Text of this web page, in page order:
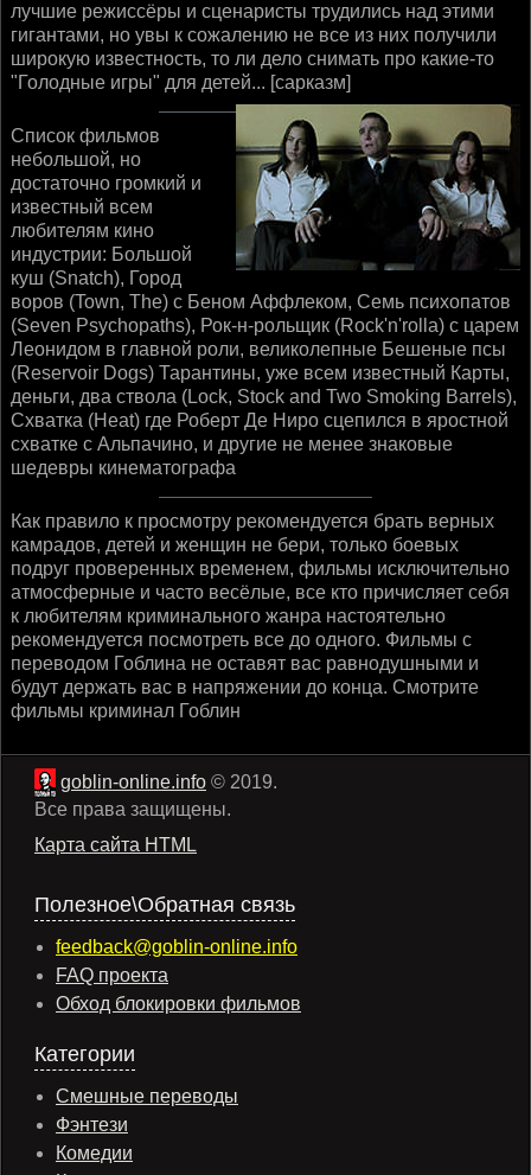
лучшие режиссёры и сценаристы трудились над этими
гигантами, но увы к сожалению не все из них получили
широкую известность, то ли дело снимать про какие-то
"Голодные игры" для детей... [сарказм]
Список фильмов
небольшой, но
достаточно громкий и
известный всем
любителям кино
индустрии: Большой
куш (Snatch), Город
воров (Town, The) с Беном Аффлеком, Семь психопатов
(Seven Psychopaths), Рок-н-рольщик (Rock'n'rolla) с царем
Леонидом в главной роли, великолепные Бешеные псы
(Reservoir Dogs) Тарантины, уже всем известный Карты,
деньги, два ствола (Lock, Stock and Two Smoking Barrels),
Схватка (Heat) где Роберт Де Ниро сцепился в яростной
схватке с Альпачино, и другие не менее знаковые
шедевры кинематографа
Как правило к просмотру рекомендуется брать верных
камрадов, детей и женщин не бери, только боевых
подруг проверенных временем, фильмы исключительно
атмосферные и часто весёлые, все кто причисляет себя
к любителям криминального жанра настоятельно
рекомендуется посмотреть все до одного. Фильмы с
переводом Гоблина не оставят вас равнодушными и
будут держать вас в напряжении до конца. Смотрите
фильмы криминал Гоблин
goblin-online.info © 2019.
Все права защищены.
Карта сайта HTML
Полезное\Обратная связь
feedback@goblin-online.info
FAQ проекта
Обход блокировки фильмов
Категории
Смешные переводы
Фэнтези
Комедии